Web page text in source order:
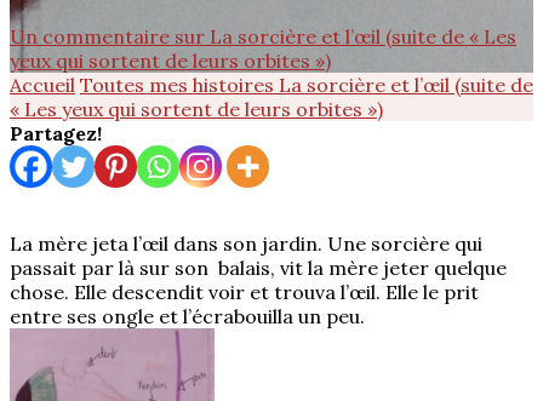
Un commentaire sur La sorcière et l’œil (suite de « Les
yeux qui sortent de leurs orbites »)
Accueil Toutes mes histoires La sorcière et l’œil (suite de
« Les yeux qui sortent de leurs orbites »)
Partagez!
La mère jeta l’œil dans son jardin. Une sorcière qui
passait par là sur son balais, vit la mère jeter quelque
chose. Elle descendit voir et trouva l’œil. Elle le prit
entre ses ongle et l’écrabouilla un peu.